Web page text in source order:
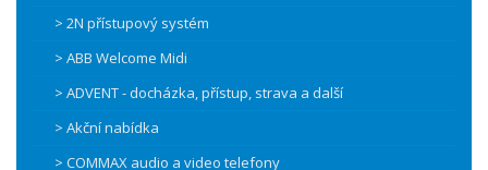
> 2N přístupový systém
> ABB Welcome Midi
> ADVENT - docházka, přístup, strava a další
> Akční nabídka
> COMMAX audio a video telefony